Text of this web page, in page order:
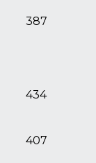
387
434
407